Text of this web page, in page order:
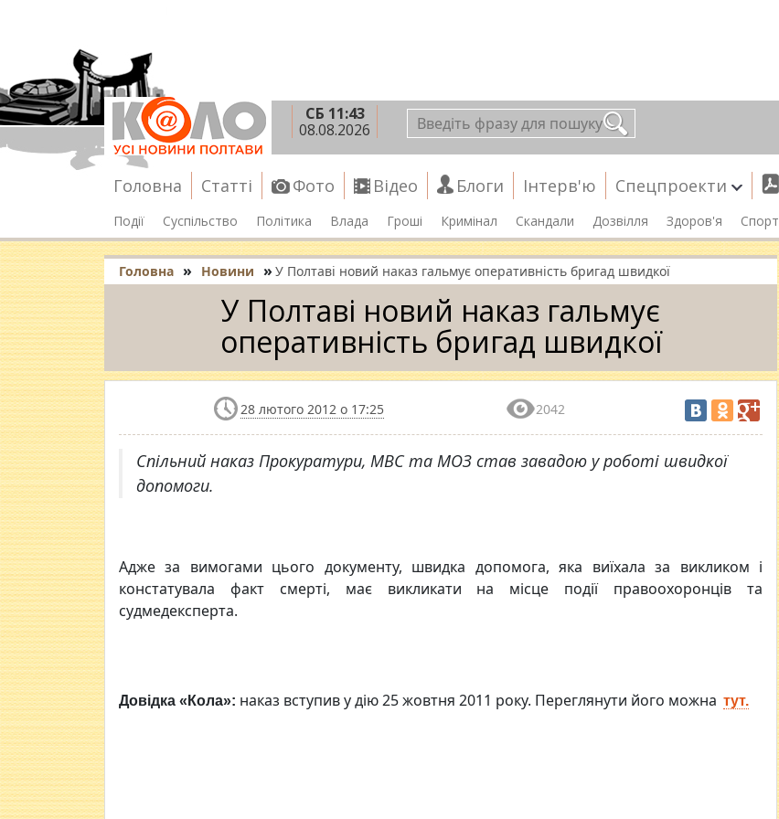
СБ 11:43
08.08.2026
Головна Статті Фото Відео Блоги Інтерв'ю Спецпроекти
Події Суспільство Політика Влада Гроші Кримінал Скандали Дозвілля Здоров'я Спорт
Головна » Новини » У Полтаві новий наказ гальмує оперативність бригад швидкої
У Полтаві новий наказ гальмує
оперативність бригад швидкої
28 лютого 2012 о 17:25 2042
Спільний наказ Прокуратури, МВС та МОЗ став завадою у роботі швидкої
допомоги.
Адже за вимогами цього документу, швидка допомога, яка виїхала за викликом і
констатувала факт смерті, має викликати на місце події правоохоронців та
судмедексперта.
Довідка «Кола»: наказ вступив у дію 25 жовтня 2011 року. Переглянути його можна тут.